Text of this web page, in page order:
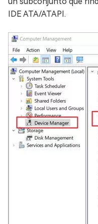
IDE ATA/ATAPI.